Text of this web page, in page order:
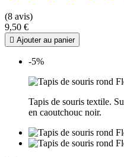
(8 avis)
9,50 €
 Ajouter au panier
-5%
Tapis de souris textile.
en caoutchouc noir.